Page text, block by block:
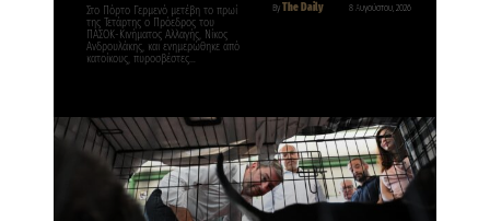
By The Daily 8 Αυγούστου, 2026
Στο Πόρτο Γερμενό μετέβη το πρωί
της Τετάρτης ο Πρόεδρος του
ΠΑΣΟΚ-Κινήματος Αλλαγής, Νίκος
Ανδρουλάκης, και ενημερώθηκε από
κατοίκους, πυροσβέστες…